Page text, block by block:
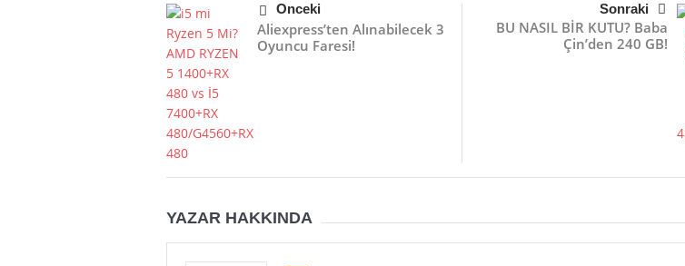
Önceki
Aliexpress’ten Alınabilecek 3
Oyuncu Faresi!
Sonraki
BU NASIL BİR KUTU? Baba
Çin’den 240 GB!
YAZAR HAKKINDA